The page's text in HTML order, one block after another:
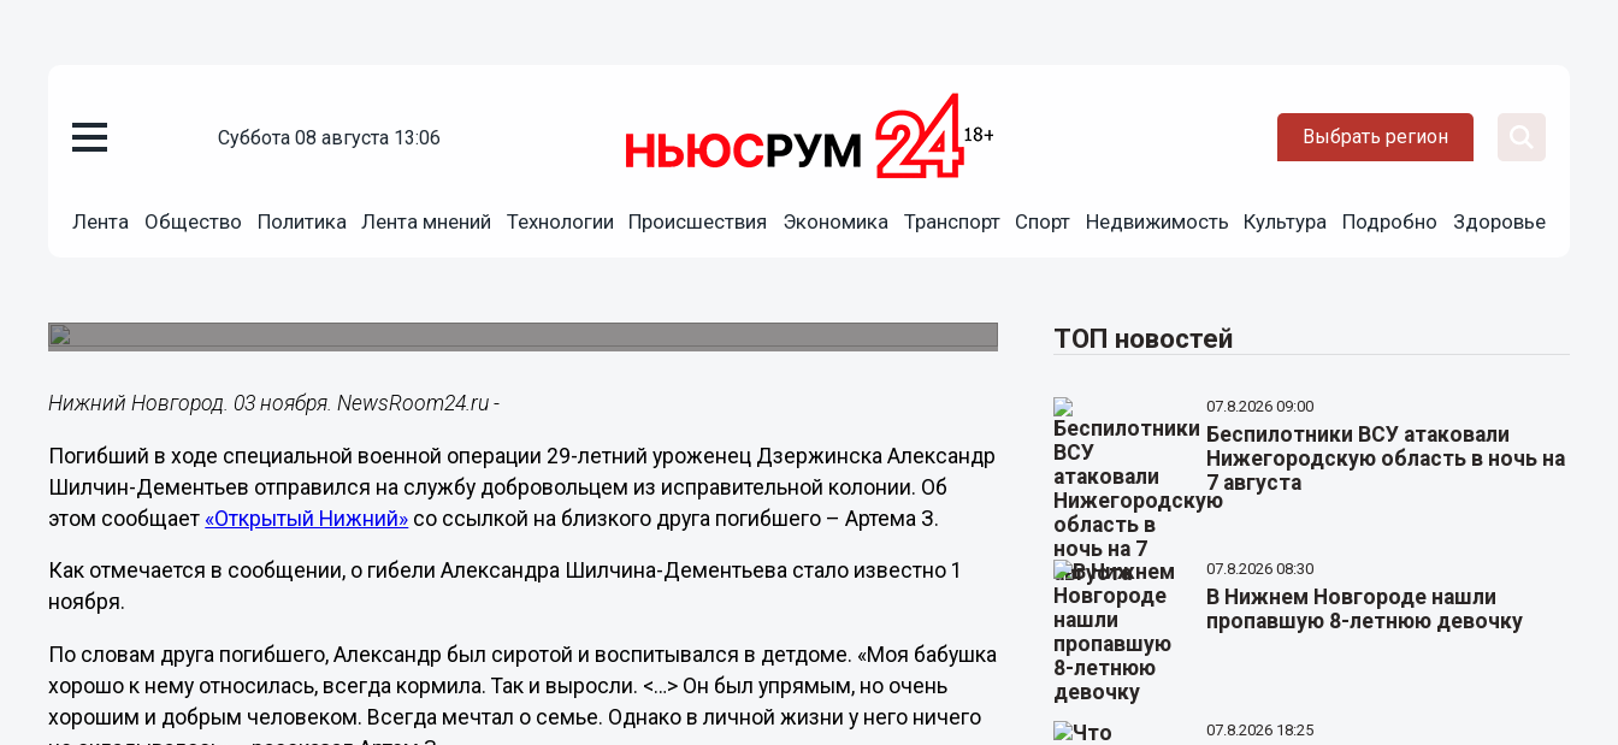
суббота 08 августа 13:06 Выбрать регион
Лента Общество Политика Лента мнений Технологии Происшествия Экономика Транспорт Спорт Недвижимость Культура Подробно Здоровье
Погибший нижегородский военнослужащий отправился на
Нижний Новгород. 03 ноября. NewsRoom24.ru -
Погибший в ходе специальной военной операции 29-летний уроженец Дзержинска Александр
Шилчин-Дементьев отправился на службу добровольцем из исправительной колонии. Об
этом сообщает «Открытый Нижний» со ссылкой на близкого друга погибшего – Артема З.
Как отмечается в сообщении, о гибели Александра Шилчина-Дементьева стало известно 1
ноября.
По словам друга погибшего, Александр был сиротой и воспитывался в детдоме. «Моя бабушка
хорошо к нему относилась, всегда кормила. Так и выросли. <…> Он был упрямым, но очень
хорошим и добрым человеком. Всегда мечтал о семье. Однако в личной жизни у него ничего
ТОП новостей
07.8.2026 09:00
Беспилотники ВСУ атаковали
Нижегородскую область в ночь на
7 августа
07.8.2026 08:30
В Нижнем Новгороде нашли
пропавшую 8-летнюю девочку
07.8.2026 18:25